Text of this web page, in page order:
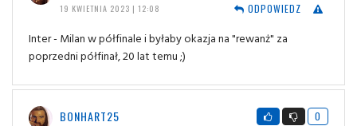
19 KWIETNIA 2023 | 12:08
ODPOWIEDZ
Inter - Milan w półfinale i byłaby okazja na "rewanż" za
poprzedni półfinał, 20 lat temu ;)
BONHART25
0